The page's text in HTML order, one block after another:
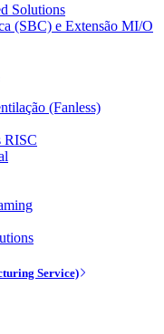
Solutions
(SBC) e Extensão MI/O
(Fanless)
RISC
Service)